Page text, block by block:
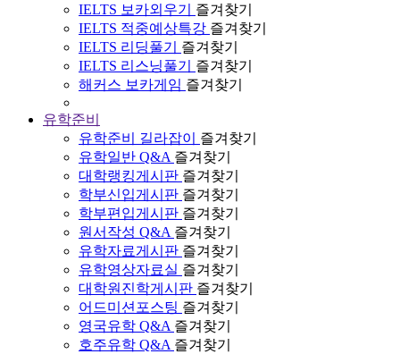
IELTS 보카외우기
즐겨찾기
IELTS 적중예상특강 즐겨찾기
IELTS 리딩풀기
즐겨찾기
IELTS 리스닝풀기
즐겨찾기
해커스 보카게임 즐겨찾기
유학준비
유학준비 길라잡이
즐겨찾기
유학일반 Q&A 즐겨찾기
대학랭킹게시판 즐겨찾기
학부신입게시판 즐겨찾기
학부편입게시판 즐겨찾기
원서작성 Q&A 즐겨찾기
유학자료게시판 즐겨찾기
유학영상자료실 즐겨찾기
대학원진학게시판 즐겨찾기
어드미션포스팅 즐겨찾기
영국유학 Q&A 즐겨찾기
호주유학 Q&A 즐겨찾기